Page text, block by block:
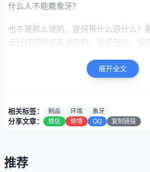
什么人不能戴象牙?
也不是那么说的。宜佩带什么忌什么？
五行衰旺程度来决定的。如子刑卯，如
（北方）那个方向求财。如日干是卯处
因子刑卯之旺木能得四柱五行之平衡。
展开全文
相关标签： 制品 环境 象牙
分享文章： 微信 微博 QQ 复制链接
推荐